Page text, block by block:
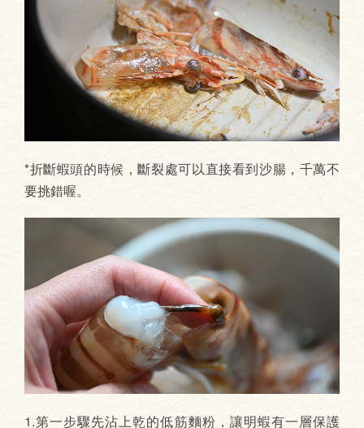
*折斷蝦頭的時候，斷裂處可以直接看到沙腸，千萬不
要挑錯喔。
1.第一步驟先沾上乾的低筋麵粉，讓明蝦有一層保護